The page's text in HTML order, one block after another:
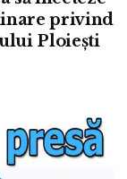
privind
Ploiești